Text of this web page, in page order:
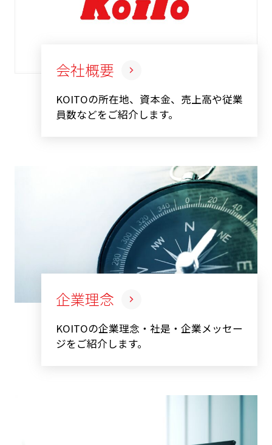
会社概要
KOITOの所在地、資本金、売上高や従業
員数などをご紹介します。
企業理念
KOITOの企業理念・社是・企業メッセー
ジをご紹介します。